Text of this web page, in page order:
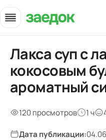
Главная
»
Рецепты
Лакса с кокосовым
Лакса суп с
кокосовым
ароматный
120 просмотров 1 ч
Дата публикации: